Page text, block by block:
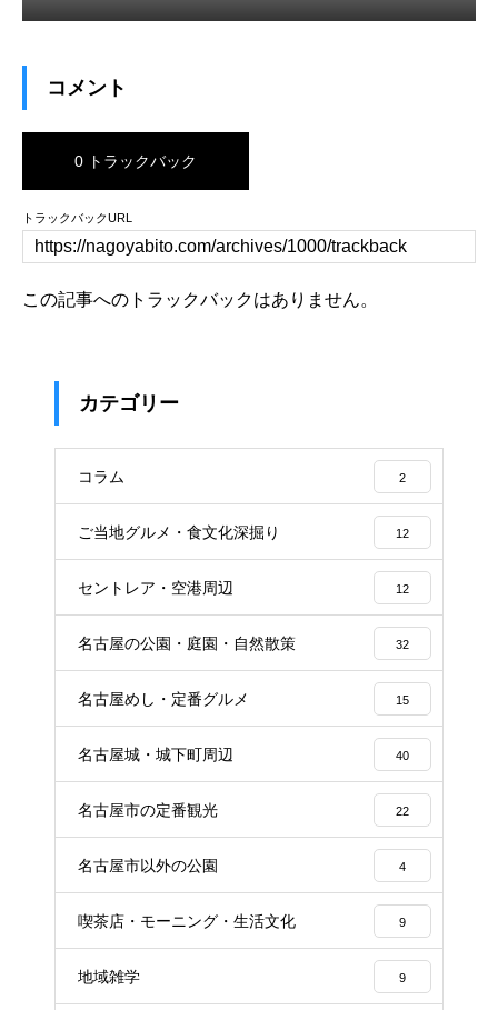
コメント
0 トラックバック
トラックバックURL
この記事へのトラックバックはありません。
カテゴリー
コラム 2
ご当地グルメ・食文化深掘り 12
セントレア・空港周辺 12
名古屋の公園・庭園・自然散策 32
名古屋めし・定番グルメ 15
名古屋城・城下町周辺 40
名古屋市の定番観光 22
名古屋市以外の公園 4
喫茶店・モーニング・生活文化 9
地域雑学 9